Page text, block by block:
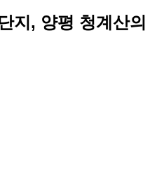
지, 양평 청계산의